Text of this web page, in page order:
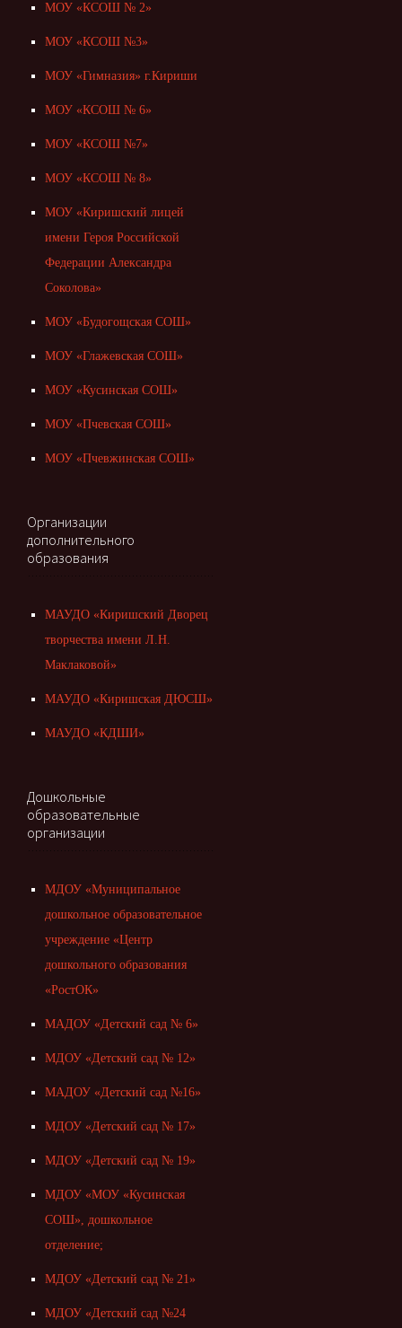
МОУ «КСОШ № 2»
МОУ «КСОШ №3»
МОУ «Гимназия» г.Кириши
МОУ «КСОШ № 6»
МОУ «КСОШ №7»
МОУ «КСОШ № 8»
МОУ «Киришский лицей
имени Героя Российской
Федерации Александра
Соколова»
МОУ «Будогощская СОШ»
МОУ «Глажевская СОШ»
МОУ «Кусинская СОШ»
МОУ «Пчевская СОШ»
МОУ «Пчевжинская СОШ»
Организации
дополнительного
образования
МАУДО «Киришский Дворец
творчества имени Л.Н.
Маклаковой»
МАУДО «Киришская ДЮСШ»
МАУДО «КДШИ»
Дошкольные
образовательные
организации
МДОУ «Муниципальное
дошкольное образовательное
учреждение «Центр
дошкольного образования
«РостОК»
МАДОУ «Детский сад № 6»
МДОУ «Детский сад № 12»
МАДОУ «Детский сад №16»
МДОУ «Детский сад № 17»
МДОУ «Детский сад № 19»
МДОУ «МОУ «Кусинская
СОШ», дошкольное
отделение;
МДОУ «Детский сад № 21»
МДОУ «Детский сад №24